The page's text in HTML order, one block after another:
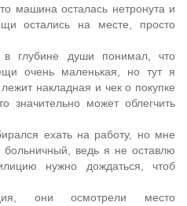
машина осталась нетронута и
остались на месте, просто
глубине души понимал, что
очень маленькая, но тут я
накладная и чек о покупке
значительно может облегчить
ехать на работу, но мне
больничный, ведь я не оставлю
нужно дождаться, чтоб
они осмотрели место